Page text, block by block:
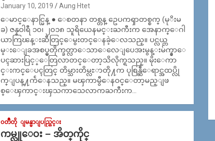
January 10, 2019 Aung Htet
ေမာင္ေနာင္မြန္ ● ေစတနာ တစ္တန္ ဥေပကၡာတစ္စက္ (မုိးမ
ခ) ဇန္နဝါရီ ၁၀၊ ၂၀၁၈ သူရိယေနမင္းႀကီးက အေနာက္ေဂါ
ယာကြၽန္းဆီတြင္ေမွးတင္ေနခဲ့ေလသည္။ ပင္လယ္က
မ္းေျခအစပ္မွတိုက္ခတ္လာေသာေလေျပေအးမွန္းမ်က္နွာေ
ပၚဆားပြင့္ေတြလာတင္ေတာ့သိလိုက္ရသည္။ မိုးေကာ
င္းကင္ေပၚတြင္ တိမ္သားတိမ္လႊာတို႔က ပုစြန္ဆီေရာင္အထပ္လို
က္ျပန္႔က်ဲေနသည္။ မၾကာမွီေနဝင္ေတာ့မည္ျဖ
စ္ေၾကာင္းၾသကာသေလာကႀကီးက…
၀တၳဳတို ျမန္မာျပည္တြင္း
ကမ္လူေဝး – အိတ္​ကိုင္​